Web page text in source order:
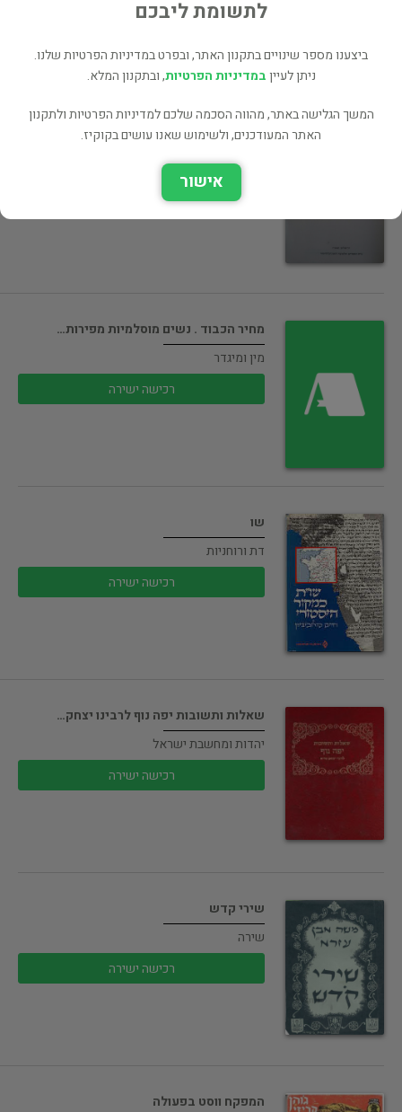
חוברת זכרון לקהילת פרנקפורט ע"נ מיין
יהדות ומחשבת ישראל
רכישה ישירה
מחיר הכבוד . נשים מוסלמיות מפירות…
מין ומיגדר
רכישה ישירה
שו
דת ורוחניות
רכישה ישירה
שאלות ותשובות יפה נוף לרבינו יצחק…
יהדות ומחשבת ישראל
רכישה ישירה
שירי קדש
שירה
רכישה ישירה
המפקח ווסט בפעולה
לתשומת ליבכם
ביצענו מספר שינויים בתקנון האתר, ובפרט במדיניות הפרטיות שלנו.
ניתן לעייןבמדיניות הפרטיות, ובתקנון המלא.
המשך הגלישה באתר, מהווה הסכמה שלכם למדיניות הפרטיות ולתקנון
האתר המעודכנים, ולשימוש שאנו עושים בקוקיז.
אישור